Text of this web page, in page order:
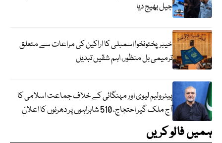
جیل بھیج دیا
خیبرپختونخوا اسمبلی کا اراکین کی مراعات سے متعلق
ترمیمی بل منظور، اہم شقیں تبدیل
پیٹرولیم لیوی اور مہنگائی کے خلاف جماعت اسلامی کا
آج ملک گیر احتجاج، 510 شاہراہوں پر دھرنوں کا اعلان
ہمیں فالو کریں